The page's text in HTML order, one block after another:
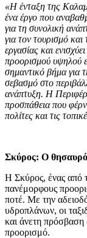
«Η ένταξη της
ένα έργο που
για τη συνολική
για τον τουρισμό και
εργασίας και
προορισμού υψηλού
σημαντικό βήμα για
σεβασμό στο
ανάπτυξη. Η
προσπάθεια που
πολίτες και τις
Σκύρος: Ο
Η Σκύρος, ένας από
πανέμορφους
ποτέ. Με την
υδροπλάνων, οι
και άνετη πρόσβαση
προορισμό.